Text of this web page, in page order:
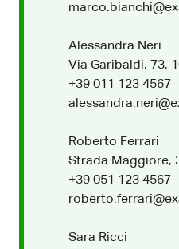
Alessandra Neri
Via Garibaldi, 73,
+39 011 123 4567
Roberto Ferrari
Strada Maggiore,
+39 051 123 4567
Sara Ricci